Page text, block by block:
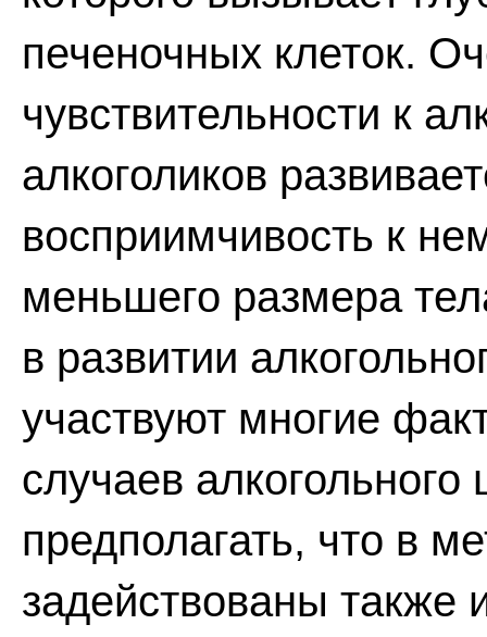
печеночных клеток.
чувствительности к
алкоголиков
восприимчивость к
меньшего размера
в развитии
участвуют многие
случаев алкогольного
предполагать, что в
задействованы также